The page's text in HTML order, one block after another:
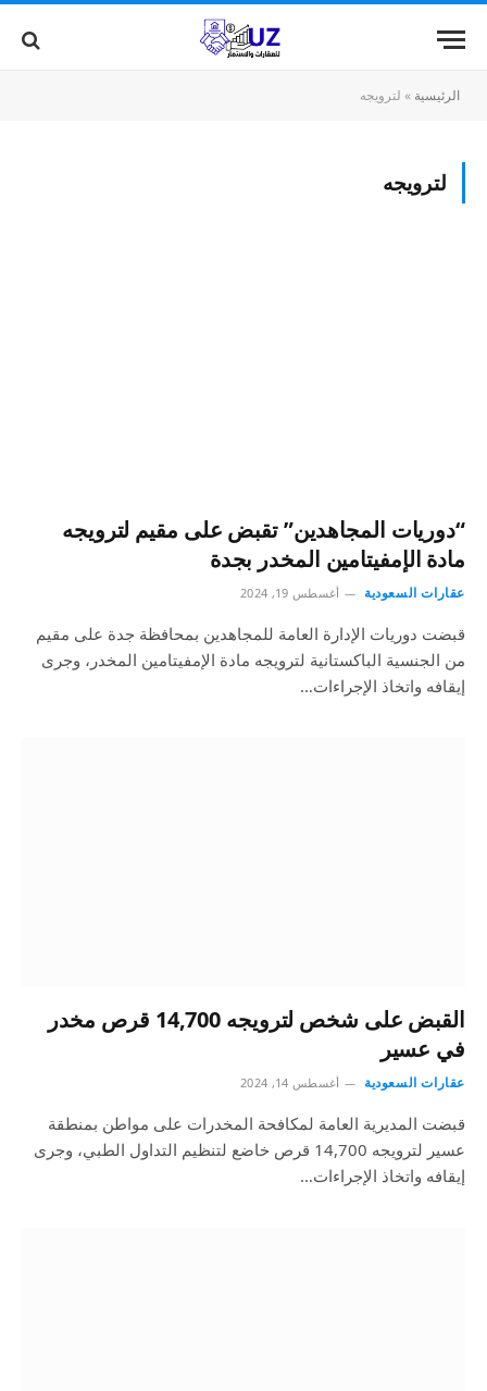
الرئيسية » لترويجه
لترويجه
“دوريات المجاهدين” تقبض على مقيم لترويجه
مادة الإمفيتامين المخدر بجدة
عقارات السعودية أغسطس 19, 2024
قبضت دوريات الإدارة العامة للمجاهدين بمحافظة جدة على مقيم
من الجنسية الباكستانية لترويجه مادة الإمفيتامين المخدر، وجرى
إيقافه واتخاذ الإجراءات…
القبض على شخص لترويجه 14,700 قرص مخدر
في عسير
عقارات السعودية أغسطس 14, 2024
قبضت المديرية العامة لمكافحة المخدرات على مواطن بمنطقة
عسير لترويجه 14,700 قرص خاضع لتنظيم التداول الطبي، وجرى
إيقافه واتخاذ الإجراءات…